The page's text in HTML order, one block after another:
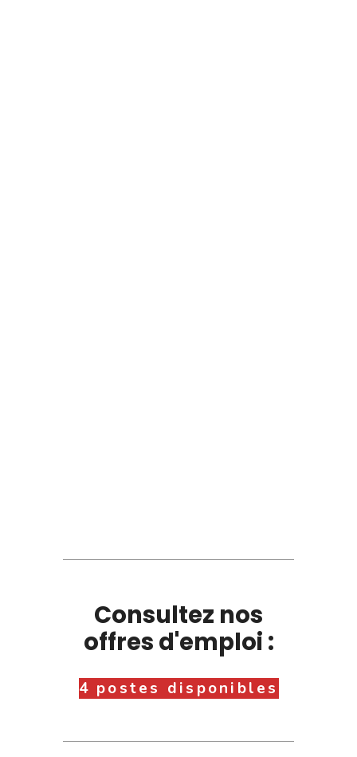
Consultez nos
offres d'emploi :
4 postes disponibles